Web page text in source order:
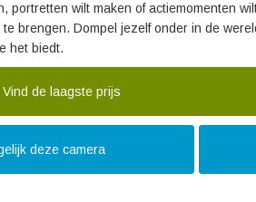
portretten wilt maken of actiemomenten
brengen. Dompel jezelf onder in de
het biedt.
Vind de laagste prijs
deze camera